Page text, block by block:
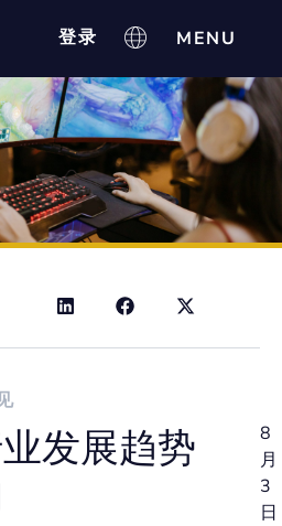
登录
发展趋势
8
月
3
日